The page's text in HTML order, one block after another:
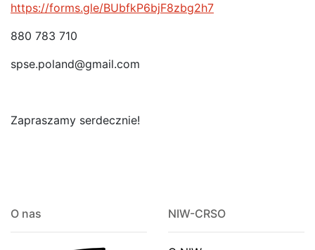
https://forms.gle/BUbfkP6bjF8zbg2h7
880 783 710
spse.poland@gmail.com
Zapraszamy serdecznie!
O nas NIW-CRSO